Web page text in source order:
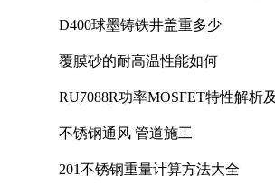
D400球墨铸铁井盖重多少
覆膜砂的耐高温性能如何
RU7088R功率MOSFET特性解析
不锈钢通风 管道施工
201不锈钢重量计算方法大全